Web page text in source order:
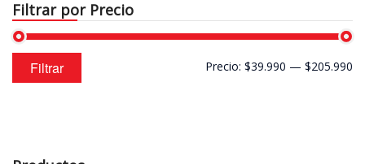
Filtrar por Precio
Precio
mínimo
Precio
máximo
Filtrar Precio: $39.990 — $205.990